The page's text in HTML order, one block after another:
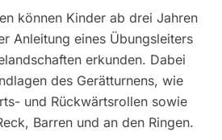
können Kinder ab drei Jahren
Anleitung eines Übungsleiters
erkunden. Dabei
des Gerätturnens, wie
und Rückwärtsrollen sowie
Barren und an den Ringen.